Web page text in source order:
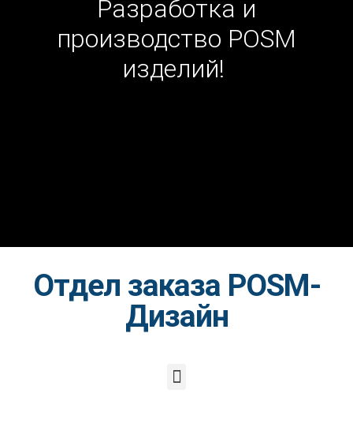
Разработка и
производство POSM
изделий!
Отдел заказа POSM-
Дизайн